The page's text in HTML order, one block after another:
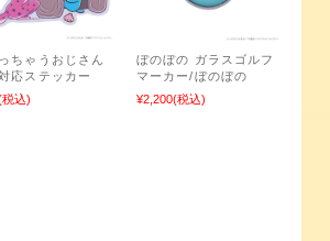
ちゃうおじさん
応ステッカー
税込)
ぼのぼの ガラスゴルフ
マーカー/ぼのぼの
¥2,200(税込)